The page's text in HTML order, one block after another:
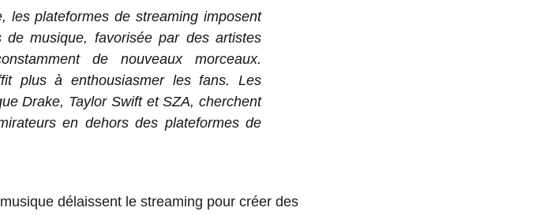
les plateformes de streaming imposent
musique, favorisée par des artistes
de nouveaux morceaux.
plus à enthousiasmer les fans. Les
Drake, Taylor Swift et SZA, cherchent
en dehors des plateformes de
délaissent le streaming pour créer des